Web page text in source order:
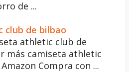
de ...
club de bilbao
athletic club de
más camiseta athletic
Compra con ...